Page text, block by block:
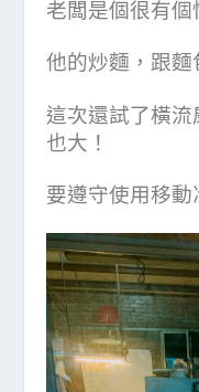
老闆是個很有個
他的炒麵，跟麵
這次還試了橫
也大！
要遵守使用移